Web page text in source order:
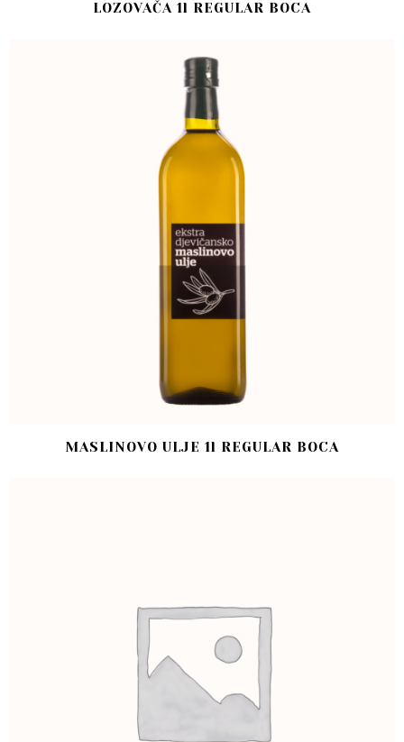
LOZOVAČA 1l REGULAR BOCA
MASLINOVO ULJE 1l REGULAR BOCA